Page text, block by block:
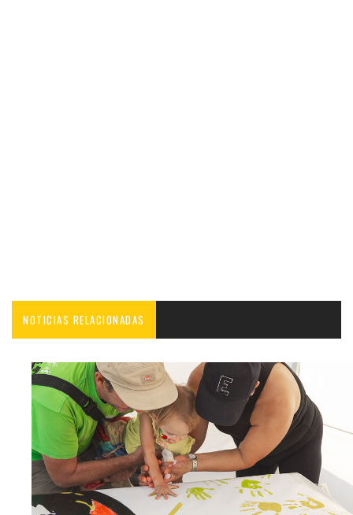
NOTICIAS RELACIONADAS